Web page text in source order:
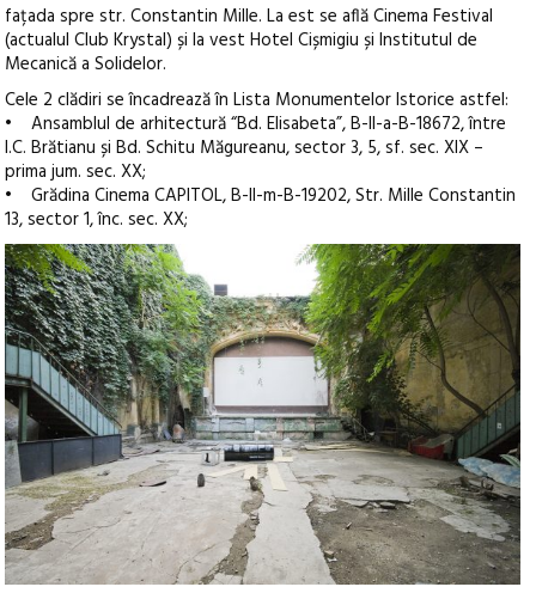
fațada spre str. Constantin Mille. La est se află Cinema Festival
(actualul Club Krystal) și la vest Hotel Cișmigiu și Institutul de
Mecanică a Solidelor.
Cele 2 clădiri se încadrează în Lista Monumentelor Istorice astfel:
• Ansamblul de arhitectură “Bd. Elisabeta”, B-II-a-B-18672, între
I.C. Brătianu și Bd. Schitu Măgureanu, sector 3, 5, sf. sec. XIX –
prima jum. sec. XX;
• Grădina Cinema CAPITOL, B-II-m-B-19202, Str. Mille Constantin
13, sector 1, înc. sec. XX;